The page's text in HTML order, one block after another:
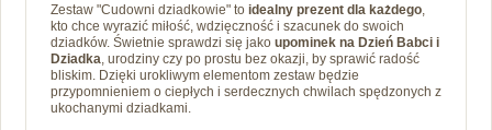
Zestaw "Cudowni dziadkowie" to idealny prezent dla każdego,
kto chce wyrazić miłość, wdzięczność i szacunek do swoich
dziadków. Świetnie sprawdzi się jako upominek na Dzień Babci i
Dziadka, urodziny czy po prostu bez okazji, by sprawić radość
bliskim. Dzięki urokliwym elementom zestaw będzie
przypomnieniem o ciepłych i serdecznych chwilach spędzonych z
ukochanymi dziadkami.